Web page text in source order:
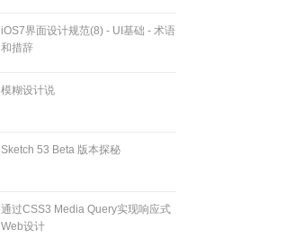
iOS7界面设计规范(8) - UI基础 - 术语
和措辞
模糊设计说
Sketch 53 Beta 版本探秘
通过CSS3 Media Query实现响应式
Web设计